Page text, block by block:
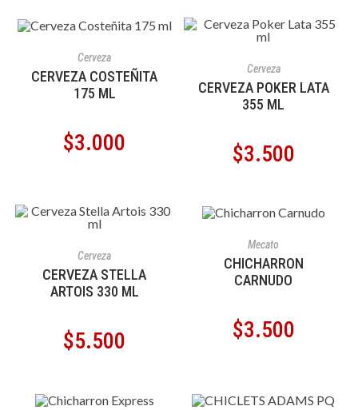
Cerveza
CERVEZA COSTEÑITA
175 ML
$3.000
Cerveza
CERVEZA POKER LATA
355 ML
$3.500
Cerveza
CERVEZA STELLA
ARTOIS 330 ML
$5.500
Mecato
CHICHARRON
CARNUDO
$3.500